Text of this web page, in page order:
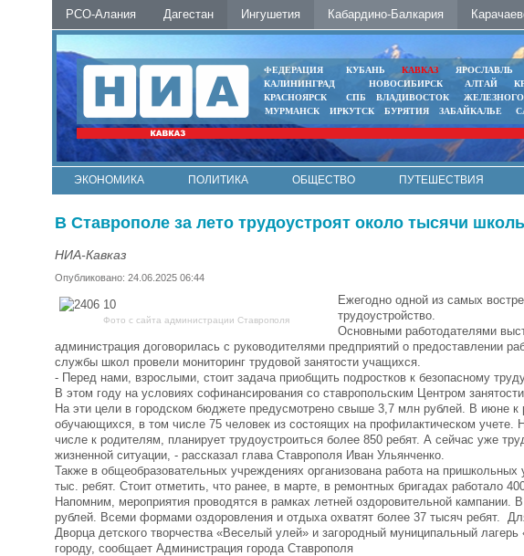
РСО-Алания Дагестан Ингушетия Кабардино-Балкария
ФЕДЕРАЦИЯ КУБАНЬ КАВКАЗ ЯРОСЛАВЛЬ
КАЛИНИНГРАД
НОВОСИБИРСК АЛТАЙ
КРАСНОЯРСК
СПБ ВЛАДИВОСТОК
МУРМАНСК
ИРКУТСК БУРЯТИЯ ЗАБАЙКАЛЬЕ
ЭКОНОМИКА ПОЛИТИКА ОБЩЕСТВО ПУТЕШЕСТВИЯ
В Ставрополе за лето трудоустроят около тысячи
НИА-Кавказ
Опубликовано: 24.06.2025 06:44
Фото с сайта администрации Ставрополя
Ежегодно одной из самых
трудоустройство.
Основными работодателями
администрация договорилась с руководителями предприятий о предоставлении
службы школ провели мониторинг трудовой занятости учащихся.
- Перед нами, взрослыми, стоит задача приобщить подростков к безопасному
В этом году на условиях софинансирования со ставропольским Центром
На эти цели в городском бюджете предусмотрено свыше 3,7 млн рублей. В июне
обучающихся, в том числе 75 человек из состоящих на профилактическом
числе к родителям, планирует трудоустроиться более 850 ребят. А сейчас уже
жизненной ситуации, - рассказал глава Ставрополя Иван Ульянченко.
Также в общеобразовательных учреждениях организована работа на
тыс. ребят. Стоит отметить, что ранее, в марте, в ремонтных бригадах работало
Напомним, мероприятия проводятся в рамках летней оздоровительной
рублей. Всеми формами оздоровления и отдыха охватят более 37 тысяч ребят.
Дворца детского творчества «Веселый улей» и загородный муниципальный
городу, сообщает Администрация города Ставрополя